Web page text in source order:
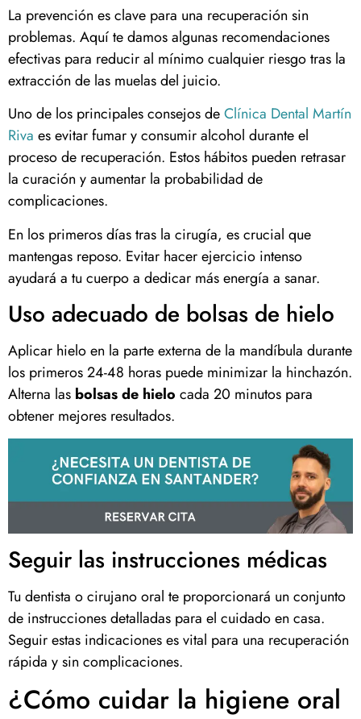
La prevención es clave para una recuperación sin
problemas. Aquí te damos algunas recomendaciones
efectivas para reducir al mínimo cualquier riesgo tras la
extracción de las muelas del juicio.
Uno de los principales consejos deClínica Dental Martín
Riva es evitar fumar y consumir alcohol durante el
proceso de recuperación. Estos hábitos pueden retrasar
la curación y aumentar la probabilidad de
complicaciones.
En los primeros días tras la cirugía, es crucial que
mantengas reposo. Evitar hacer ejercicio intenso
ayudará a tu cuerpo a dedicar más energía a sanar.
Uso adecuado de bolsas de hielo
Aplicar hielo en la parte externa de la mandíbula durante
los primeros 24-48 horas puede minimizar la hinchazón.
Alterna las bolsas de hielo cada 20 minutos para
obtener mejores resultados.
Seguir las instrucciones médicas
Tu dentista o cirujano oral te proporcionará un conjunto
de instrucciones detalladas para el cuidado en casa.
Seguir estas indicaciones es vital para una recuperación
rápida y sin complicaciones.
¿Cómo cuidar la higiene oral